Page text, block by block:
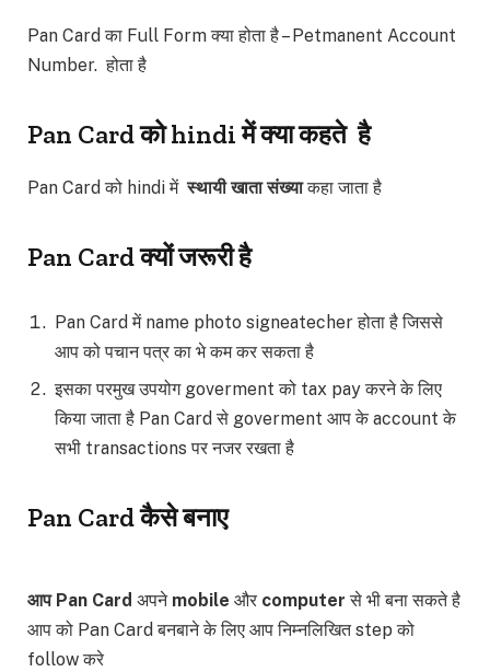
Pan Card का Full Form क्या होता है – Petmanent Account
Number. होता है
Pan Card को hindi में क्या कहते है
Pan Card को hindi मेंस्थायी खाता संख्याकहा जाता है
Pan Card क्यों जरूरी है
Pan Card में name photo signeatecher होता है जिससे
आप को पचान पत्र का भे कम कर सकता है
इसका परमुख उपयोग goverment को tax pay करने के लिए
किया जाता है Pan Card से goverment आप के account के
सभी transactions पर नजर रखता है
Pan Card कैसे बनाए
आप Pan Card अपनेmobile और computer से भी बना सकते है
आप को Pan Card बनबाने के लिए आप निम्नलिखित step को
follow करे